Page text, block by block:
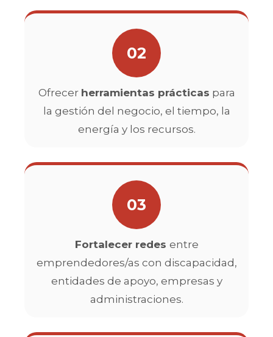
02
Ofrecer herramientas prácticas para
la gestión del negocio, el tiempo, la
energía y los recursos.
03
Fortalecer redes entre
emprendedores/as con discapacidad,
entidades de apoyo, empresas y
administraciones.